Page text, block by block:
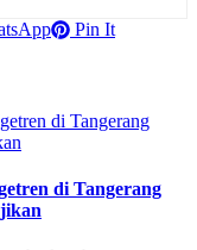
Pin It
di Tangerang